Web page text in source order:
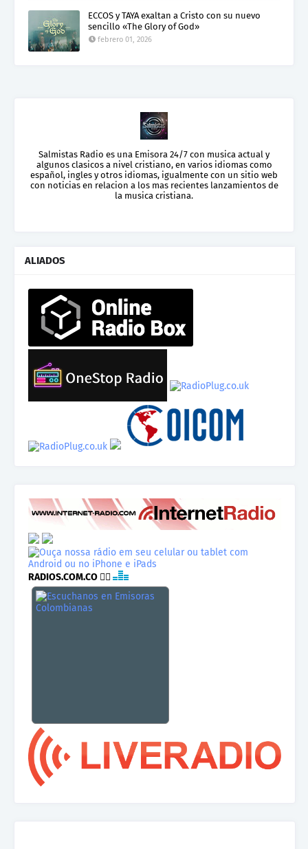
ECCOS y TAYA exaltan a Cristo con su nuevo
sencillo «The Glory of God»
febrero 01, 2026
Salmistas Radio es una Emisora 24/7 con musica actual y
algunos clasicos a nivel cristiano, en varios idiomas como
español, ingles y otros idiomas, igualmente con un sitio web
con noticias en relacion a los mas recientes lanzamientos de
la musica cristiana.
ALIADOS
RADIOS.COM.CO 👉🏾